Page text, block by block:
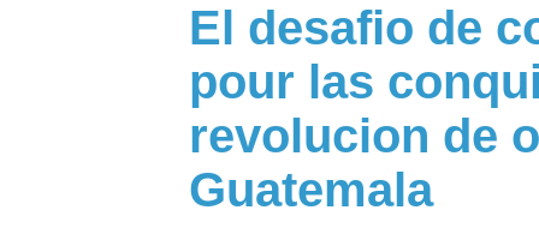
El desafio de
pour las
revolucion de
Guatemala